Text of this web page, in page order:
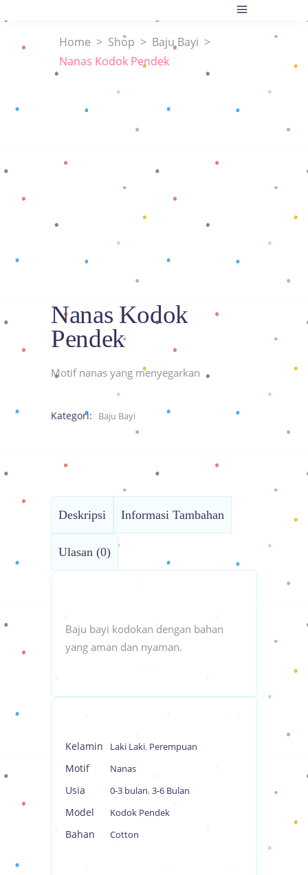
Home > Shop > Baju Bayi >
Nanas Kodok Pendek
Nanas Kodok
Pendek
Motif nanas yang menyegarkan
Kategori: Baju Bayi
Deskripsi Informasi Tambahan
Ulasan (0)
Baju bayi kodokan dengan bahan
yang aman dan nyaman.
Kelamin Laki Laki, Perempuan
Motif Nanas
Usia 0-3 bulan, 3-6 Bulan
Model Kodok Pendek
Bahan Cotton